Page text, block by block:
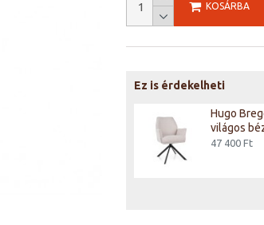
KOSÁRBA
Ez is érdekelheti
Hugo
világos
47 400 Ft